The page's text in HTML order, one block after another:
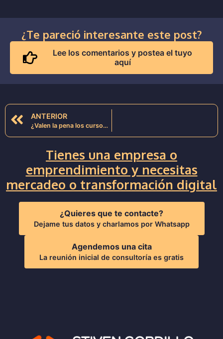
¿Te pareció interesante este post?
Lee los comentarios y postea el tuyo
aquí
ANTERIOR
¿Valen la pena los cursos de Coderhouse?
Tienes una empresa o
emprendimiento y necesitas
mercadeo o transformación digital
Agendemos una cita
La reunión inicial de consultoría es gratis
¿Quieres que te contacte?
Dejame tus datos y charlamos por Whatsapp